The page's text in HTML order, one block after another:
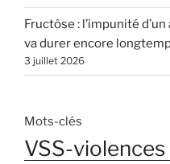
Fructôse : l’impunité
va durer encore
3 juillet 2026
Mots-clés
VSS-